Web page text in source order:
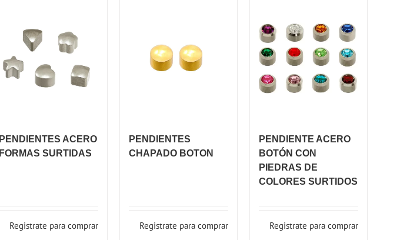
PENDIENTES ACERO
FORMAS SURTIDAS
Registrate para comprar
PENDIENTES
CHAPADO BOTON
Registrate para comprar
PENDIENTE ACERO
BOTÓN CON
PIEDRAS DE
COLORES SURTIDOS
Registrate para comprar